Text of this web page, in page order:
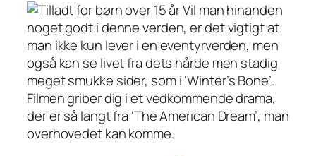
Vil man hinanden
noget godt i denne verden, er det vigtigt at
man ikke kun lever i en eventyrverden, men
også kan se livet fra dets hårde men stadig
meget smukke sider, som i ‘Winter’s Bone’.
Filmen griber dig i et vedkommende drama,
der er så langt fra ‘The American Dream’, man
overhovedet kan komme.